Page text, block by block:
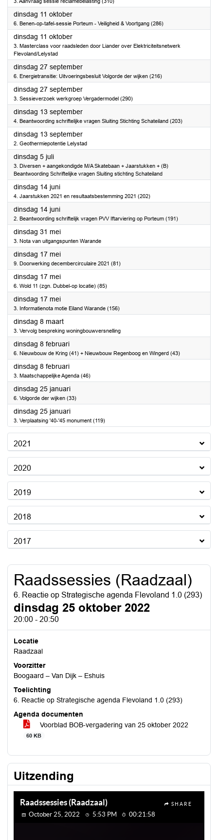
dinsdag 11 oktober2022
6. Benen-op-tafel-sessie Porteum - Veiligheid & Voortgang (286)
dinsdag 11 oktober2022
3. Masterclass voor raadsleden door Liander over Elektriciteitsnetwerk
Flevoland/Lelystad
dinsdag 27 september2022
6. Energietransitie: Uitvoeringsbesluit Volgorde der wijken (216)
dinsdag 27 september2022
3. Sessieverzoek werkgroep Vergadermodel (290)
dinsdag 13 september2022
4. Beantwoording schriftelijke vragen Sluiting Stichting Schateiland (203)
dinsdag 13 september2022
2. Geothermiepotentie Lelystad
dinsdag 5 juli2022
3. Diversen + aangekondigde M/A Skatebaan + Jaarstukken + (B)
Beantwoording Schriftelijke vragen Sluiting stichting Schateiland
dinsdag 14 juni2022
4. Jaarstukken 2021 en resultaatsbestemming 2021 (202)
dinsdag 14 juni2022
2. Beantwoording schriftelijk vragen PVV Iftarviering op Porteum (191)
dinsdag 31 mei2022
3. Nota van uitgangspunten Warande
dinsdag 17 mei2022
9. Doorwerking decembercirculaire 2021 (81)
dinsdag 17 mei2022
6. Wold 11 (zgn. Dubbel-op locatie) (85)
dinsdag 17 mei2022
3. Informatienota motie Eiland Warande (156)
dinsdag 8 maart2022
3. Vervolg bespreking woningbouwversnelling
dinsdag 8 februari2022
6. Nieuwbouw de Kring (41) + Nieuwbouw Regenboog en Wingerd (43)
dinsdag 8 februari2022
3. Maatschappelijke Agenda (46)
dinsdag 25 januari2022
6. Volgorde der wijken (33)
dinsdag 25 januari2022
3. Verplaatsing '40-'45 monument (119)
2021
2020
2019
2018
2017
Raadssessies (Raadzaal)
6. Reactie op Strategische agenda Flevoland 1.0 (293)
dinsdag 25 oktober 2022
20:00 - 20:50
Locatie
Raadzaal
Voorzitter
Boogaard – Van Dijk – Eshuis
Toelichting
6. Reactie op Strategische agenda Flevoland 1.0 (293)
Agenda documenten
Voorblad BOB-vergadering van 25 oktober 2022
60 KB
Uitzending